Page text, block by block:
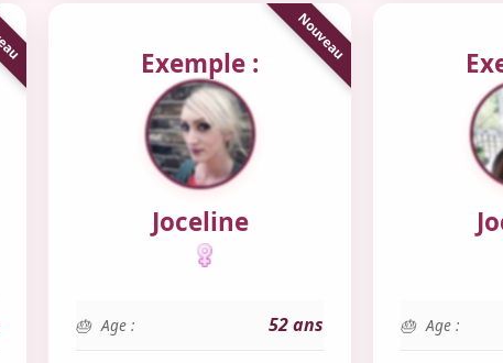
Exemple :
Joceline
Age : 52 ans Age :